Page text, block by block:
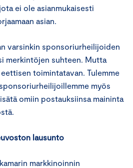
ei ole asianmukaisesti
asian.
varsinkin sponsoriurheilijoiden
merkintöjen suhteen. Mutta
toimintatavan. Tulemme
myös
omiin postauksiinsa maininta
lausunto
markkinoinnin